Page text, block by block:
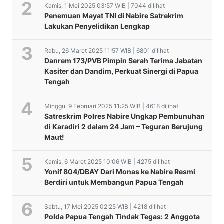
Kamis, 1 Mei 2025 03:57 WIB | 7044 dilihat
Penemuan Mayat TNI di Nabire Satrekrim
Lakukan Penyelidikan Lengkap
Rabu, 26 Maret 2025 11:57 WIB | 6801 dilihat
Danrem 173/PVB Pimpin Serah Terima Jabatan
Kasiter dan Dandim, Perkuat Sinergi di Papua
Tengah
Minggu, 9 Februari 2025 11:25 WIB | 4618 dilihat
Satreskrim Polres Nabire Ungkap Pembunuhan
di Karadiri 2 dalam 24 Jam – Teguran Berujung
Maut!
Kamis, 6 Maret 2025 10:06 WIB | 4275 dilihat
Yonif 804/DBAY Dari Monas ke Nabire Resmi
Berdiri untuk Membangun Papua Tengah
Sabtu, 17 Mei 2025 02:25 WIB | 4218 dilihat
Polda Papua Tengah Tindak Tegas: 2 Anggota